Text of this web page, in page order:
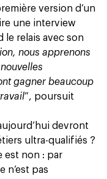
version d’un
une interview
le relais avec son
nous apprenons
gagner beaucoup
”, poursuit
devront
ultra-qualifiés ?
est non : par
n’est pas